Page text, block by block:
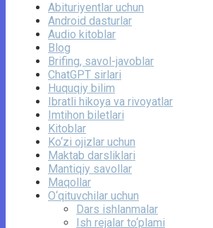
Abituriyentlar uchun
Android dasturlar
Audio kitoblar
Blog
Brifing, savol-javoblar
ChatGPT sirlari
Huquqiy bilim
Ibratli hikoya va rivoyatlar
Imtihon biletlari
Kitoblar
Ko‘zi ojizlar uchun
Maktab darsliklari
Mantiqiy savollar
Maqollar
O‘qituvchilar uchun
Dars ishlanmalar
Ish rejalar to‘plami